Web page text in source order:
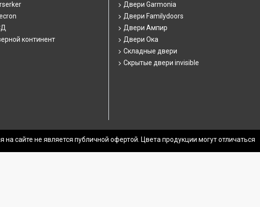
континент
Двери Garmonia
Двери Familydoors
Двери Ампир
Двери Ока
Складные двери
Скрытые двери invisible
на сайте не является публичной офертой. Цвета продукции могут отличаться